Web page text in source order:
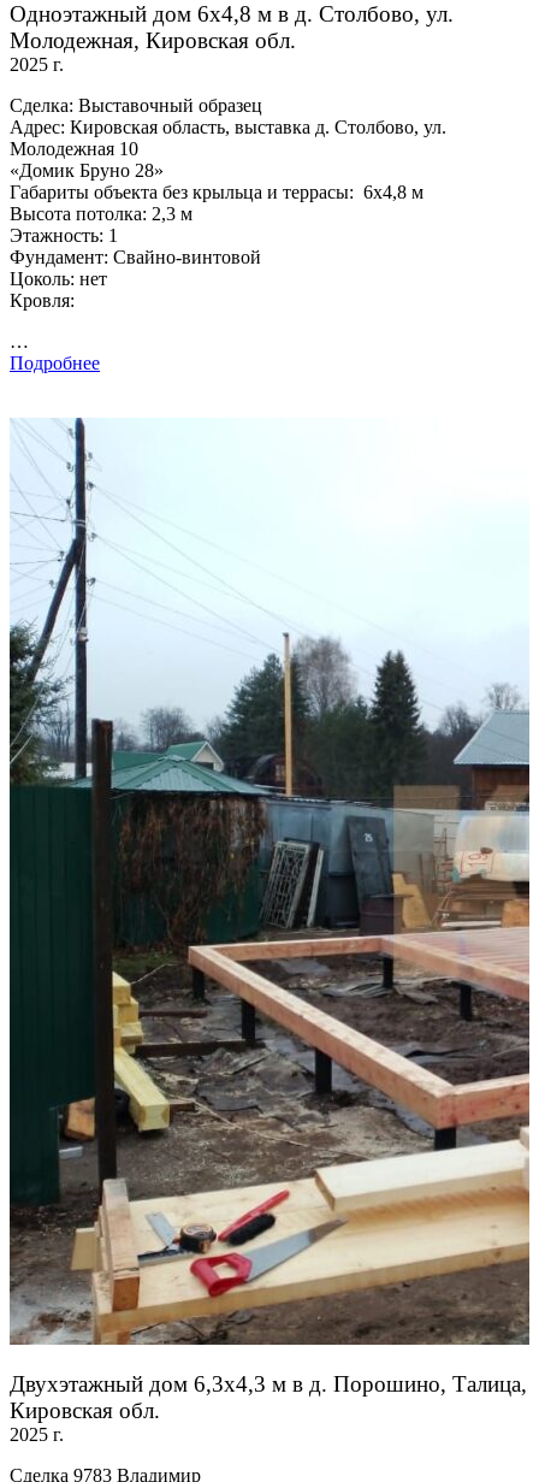
Одноэтажный дом 6х4,8 м в д. Столбово, ул.
Молодежная, Кировская обл.
2025 г.
Сделка: Выставочный образец
Адрес: Кировская область, выставка д. Столбово, ул.
Молодежная 10
«Домик Бруно 28»
Габариты объекта без крыльца и террасы: 6х4,8 м
Высота потолка: 2,3 м
Этажность: 1
Фундамент: Свайно-винтовой
Цоколь: нет
Кровля:
…
Подробнее
Двухэтажный дом 6,3х4,3 м в д. Порошино, Талица,
Кировская обл.
2025 г.
Сделка 9783 Владимир